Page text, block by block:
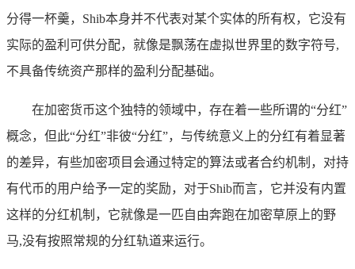
分得一杯羹，Shib本身并不代表对某个实体的所有权，它没有
实际的盈利可供分配，就像是飘荡在虚拟世界里的数字符号,
不具备传统资产那样的盈利分配基础。
在加密货币这个独特的领域中，存在着一些所谓的“分红”
概念，但此“分红”非彼“分红”，与传统意义上的分红有着显著
的差异，有些加密项目会通过特定的算法或者合约机制，对持
有代币的用户给予一定的奖励，对于Shib而言，它并没有内置
这样的分红机制，它就像是一匹自由奔跑在加密草原上的野
马,没有按照常规的分红轨道来运行。